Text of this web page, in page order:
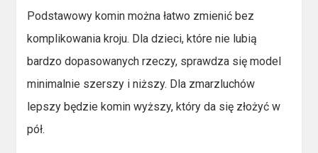
Podstawowy komin można łatwo zmienić bez
komplikowania kroju. Dla dzieci, które nie lubią
bardzo dopasowanych rzeczy, sprawdza się model
minimalnie szerszy i niższy. Dla zmarzluchów
lepszy będzie komin wyższy, który da się złożyć w
pół.